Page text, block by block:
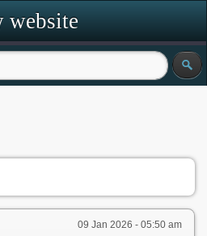
website
09 Jan 2026 - 05:50 am